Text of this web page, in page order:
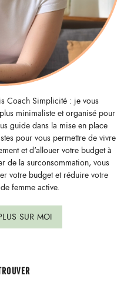
Coach Simplicité : je vous
minimaliste et organisé pour
guide dans la mise en place
pour vous permettre de vivre
et d'allouer votre budget à
de la surconsommation, vous
votre budget et réduire votre
femme active.
SUR MOI